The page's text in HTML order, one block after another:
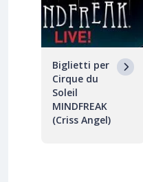
Biglietti per
Cirque du
Soleil
MINDFREAK
(Criss Angel)